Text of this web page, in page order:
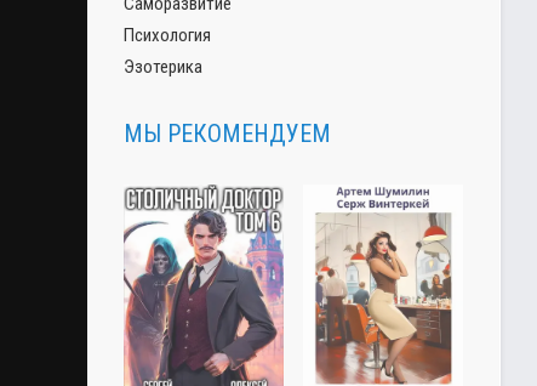
Психология
Эзотерика
МЫ РЕКОМЕНДУЕМ